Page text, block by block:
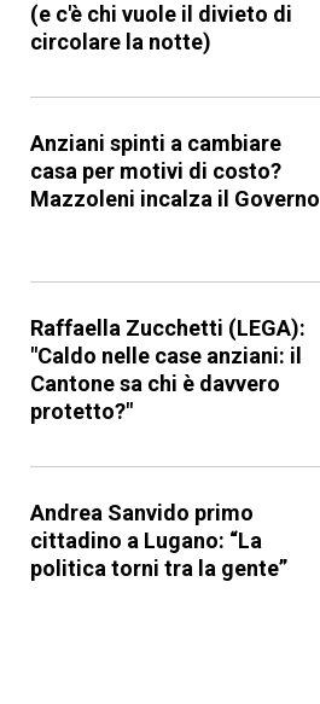
(e c'è chi vuole il divieto di
circolare la notte)
Anziani spinti a cambiare
casa per motivi di costo?
Mazzoleni incalza il Governo
Raffaella Zucchetti (LEGA):
"Caldo nelle case anziani: il
Cantone sa chi è davvero
protetto?"
Andrea Sanvido primo
cittadino a Lugano: “La
politica torni tra la gente”